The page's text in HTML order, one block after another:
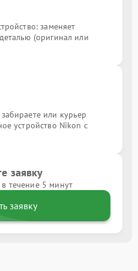
заменяет
(оригинал или
или курьер
устройство Nikon с
заявку
течение 5 минут
заявку